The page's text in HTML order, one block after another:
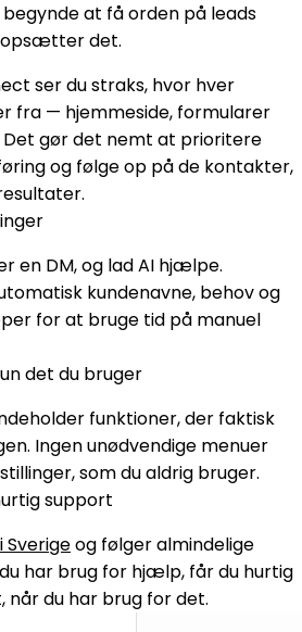
at få orden på leads
opsætter det.
ser du straks, hvor hver
fra — hjemmeside, formularer
Det gør det nemt at prioritere
og følge op på de kontakter,
en DM, og lad AI hjælpe.
kundenavne, behov og
for at bruge tid på manuel
det du bruger
funktioner, der faktisk
Ingen unødvendige menuer
som du aldrig bruger.
support
og følger almindelige
har brug for hjælp, får du hurtig
når du har brug for det.